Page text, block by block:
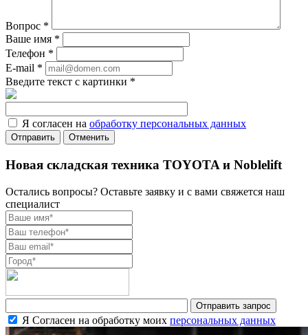
Вопрос *
Ваше имя *
Телефон *
E-mail *
Введите текст с картинки *
Я согласен на обработку персональных данных
Отменить
Новая складская техника TOYOTA и Noblelift
Остались вопросы? Оставьте заявку и с вами свяжется наш
специалист
Я Согласен на обработку моих персональных данных